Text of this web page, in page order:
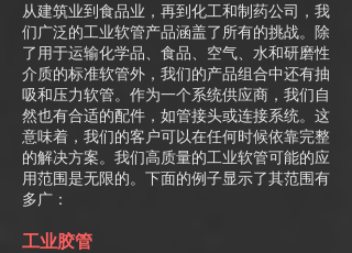
从建筑业到食品业，再到化工和制药公司，我
们广泛的工业软管产品涵盖了所有的挑战。除
了用于运输化学品、食品、空气、水和研磨性
介质的标准软管外，我们的产品组合中还有抽
吸和压力软管。作为一个系统供应商，我们自
然也有合适的配件，如管接头或连接系统。这
意味着，我们的客户可以在任何时候依靠完整
的解决方案。我们高质量的工业软管可能的应
用范围是无限的。下面的例子显示了其范围有
多广：
工业胶管